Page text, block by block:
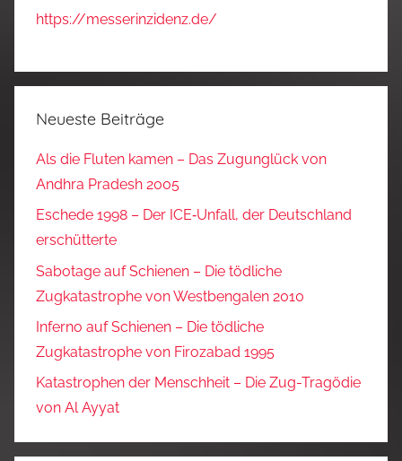
https://messerinzidenz.de/
Neueste Beiträge
Als die Fluten kamen – Das Zugunglück von
Andhra Pradesh 2005
Eschede 1998 – Der ICE‑Unfall, der Deutschland
erschütterte
Sabotage auf Schienen – Die tödliche
Zugkatastrophe von Westbengalen 2010
Inferno auf Schienen – Die tödliche
Zugkatastrophe von Firozabad 1995
Katastrophen der Menschheit – Die Zug-Tragödie
von Al Ayyat